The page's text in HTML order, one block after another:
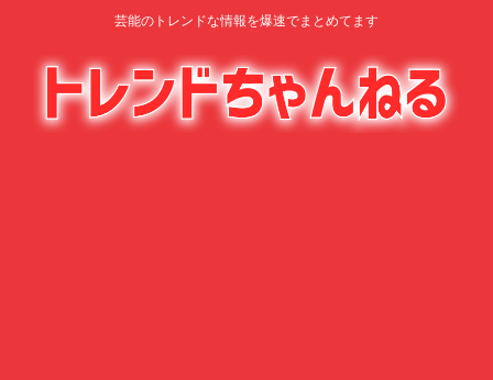
芸能のトレンドな情報を爆速でまとめてます